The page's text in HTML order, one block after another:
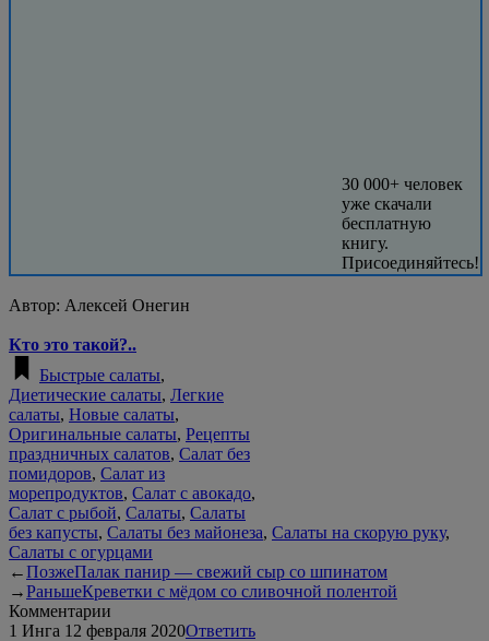
30 000+ человек
уже скачали
бесплатную
книгу.
Присоединяйтесь!
Автор: Алексей Онегин
Кто это такой?..
Быстрые салаты,
Диетические салаты, Легкие
салаты, Новые салаты,
Оригинальные салаты, Рецепты
праздничных салатов, Салат без
помидоров, Салат из
морепродуктов, Салат с авокадо,
Салат с рыбой, Салаты, Салаты
без капусты, Салаты без майонеза, Салаты на скорую руку,
Салаты с огурцами
←ПозжеПалак панир — свежий сыр со шпинатом
→РаньшеКреветки с мёдом со сливочной полентой
Комментарии
1 Инга 12 февраля 2020Ответить